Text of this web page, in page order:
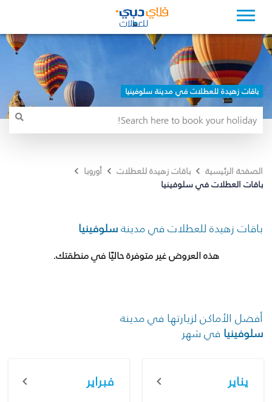
باقات زهيدة للعطلات في مدينة سلوفينيا
الصفحة الرئيسية باقات زهيدة للعطلات
أوروبا
باقات العطلات في سلوفينيا
باقات زهيدة للعطلات في مدينةسلوفينيا
هذه العروض غير متوفرة حاليًا في منطقتك.
أفضل الأماكن لزيارتها في مدينة
سلوفينيا في شهر
يناير فبراير